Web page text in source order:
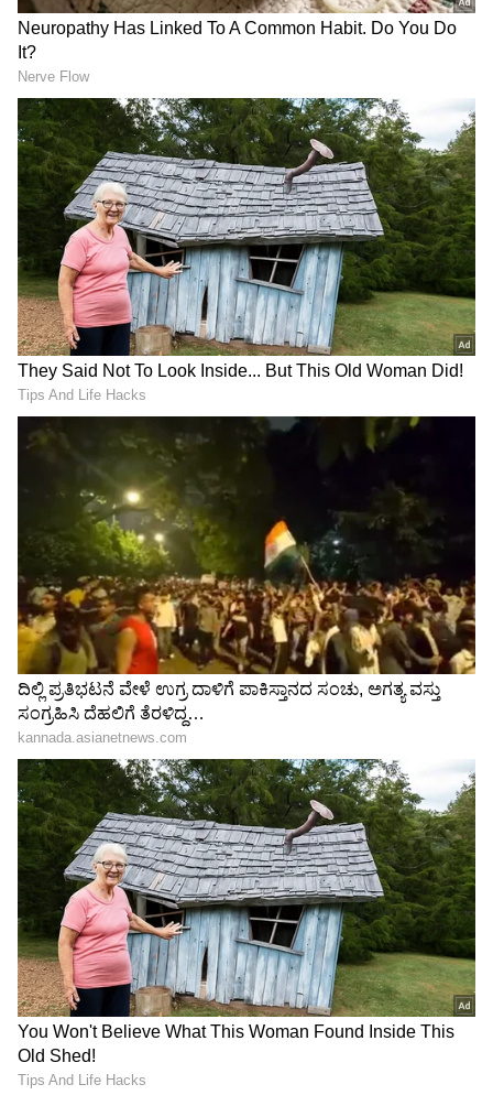
ನಂತರ ಪವರ್ ಬಟನ್ ಆನ್ ಮಾಡಿ. ಮೆಷಿನ್ ಒಳಗಿರುವ
ತಿರುಗುವ ಬ್ಲೇಡ್ ಅಥವಾ ಗ್ರೈಂಡಿಂಗ್ ವೀಲ್ ನಿಧಾನವಾಗಿ
ಉಗುರನ್ನು ಟ್ರಿಮ್ ಮಾಡಲು ಶುರುಮಾಡುತ್ತದೆ. ಕತ್ತರಿಸಿದ
ಉಗುರುಗಳು ಮೆಷಿನ್‌ನ ಕಲೆಕ್ಷನ್ ಬಾಕ್ಸ್‌ನಲ್ಲಿ
ಜಮೆಯಾಗುತ್ತವೆ. ಟ್ರಿಮ್ಮಿಂಗ್ ಮುಗಿದ ನಂತರ, ಕಂಟೇನರ್
ಖಾಲಿ ಮಾಡಿ.
Related Articles
ಕರ್ನಾಟಕದಲ್ಲಿ ಬೇಟೆ, ಕೇರಳದಲ್ಲಿ ಹುಲಿ ಚರ್ಮ, ಹಲ್ಲು,
ಉಗುರು ಮಾರಾಟಕ್ಕೆ ಯತ್ನಿಸಿದ ಖದೀಮರ ಬಂಧನ
ರಾತ್ರಿ ಹೊತ್ತು ಉಗುರು ಕತ್ತರಿಸಬಾರದು ಅನ್ನೋದು
ಯಾಕೆ? ಇದರ ಹಿಂದಿದೆ ವೈಜ್ಞಾನಿಕ ಕಾರಣ!
5